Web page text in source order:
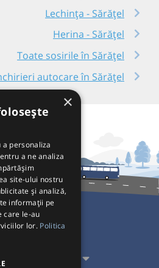
Lechința - Sărățel
Herina - Sărățel
Toate sosirile în Sărățel
autocare în Sărățel
Călători
×
personaliza
a ne analiza
site-ului nostru
și analiză,
informații pe
care le-au
lor. Politica